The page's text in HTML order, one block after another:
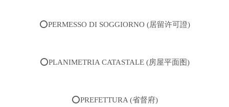
⭕️PERMESSO DI SOGGIORNO (居留许可證)
⭕️PLANIMETRIA CATASTALE (房屋平面图)
⭕️PREFETTURA (省督府)